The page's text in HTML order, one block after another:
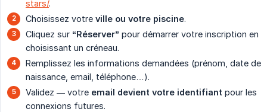
stars/.
Choisissez votre ville ou votre piscine.
Cliquez sur “Réserver” pour démarrer votre inscription en
choisissant un créneau.
Remplissez les informations demandées (prénom, date de
naissance, email, téléphone…).
Validez — votre email devient votre identifiant pour les
connexions futures.